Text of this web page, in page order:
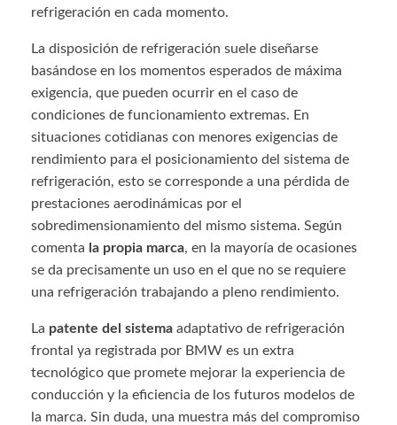
refrigeración en cada momento.
La disposición de refrigeración suele diseñarse
basándose en los momentos esperados de máxima
exigencia, que pueden ocurrir en el caso de
condiciones de funcionamiento extremas. En
situaciones cotidianas con menores exigencias de
rendimiento para el posicionamiento del sistema de
refrigeración, esto se corresponde a una pérdida de
prestaciones aerodinámicas por el
sobredimensionamiento del mismo sistema. Según
comenta la propia marca, en la mayoría de ocasiones
se da precisamente un uso en el que no se requiere
una refrigeración trabajando a pleno rendimiento.
La patente del sistema adaptativo de refrigeración
frontal ya registrada por BMW es un extra
tecnológico que promete mejorar la experiencia de
conducción y la eficiencia de los futuros modelos de
la marca. Sin duda, una muestra más del compromiso